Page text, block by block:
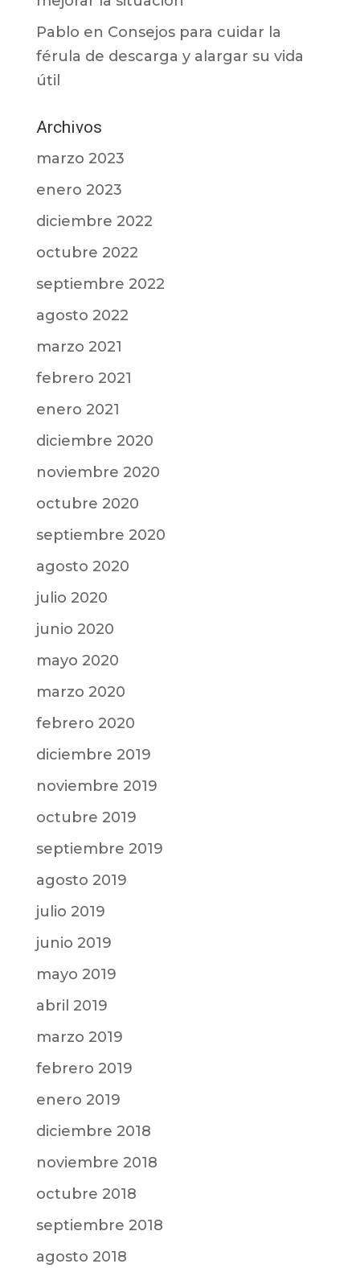
Pablo en Consejos para cuidar la
férula de descarga y alargar su vida
útil
Archivos
marzo 2023
enero 2023
diciembre 2022
octubre 2022
septiembre 2022
agosto 2022
marzo 2021
febrero 2021
enero 2021
diciembre 2020
noviembre 2020
octubre 2020
septiembre 2020
agosto 2020
julio 2020
junio 2020
mayo 2020
marzo 2020
febrero 2020
diciembre 2019
noviembre 2019
octubre 2019
septiembre 2019
agosto 2019
julio 2019
junio 2019
mayo 2019
abril 2019
marzo 2019
febrero 2019
enero 2019
diciembre 2018
noviembre 2018
octubre 2018
septiembre 2018
agosto 2018